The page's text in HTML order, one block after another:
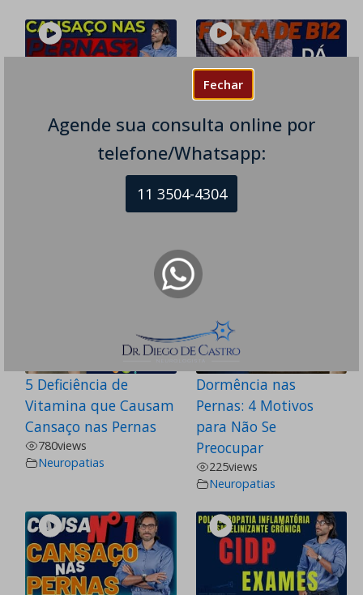
Fechar
Agende sua consulta online por
telefone/Whatsapp:
11 3504-4304
Cansaço nas Pernas:
Quando Pode Ser
Neurológico
Doença de Parkinson,
Formigamentos? Falta
de Equilíbrio? Pode
Ser Falta de B12
278views
Neuropatias
5 Deficiência de
Vitamina que Causam
Cansaço nas Pernas
780views
Neuropatias
Dormência nas
Pernas: 4 Motivos
para Não Se
Preocupar
225views
Neuropatias